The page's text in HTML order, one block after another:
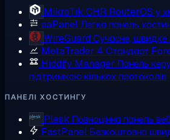
MikroTik CHR RouterOS у
aaPanelЛегка панель
WireGuard Сучасне,
MetaTrader 4 Стандарт
Hiddify Manager Панель
підтримкою кількох протоколів
ПАНЕЛІ ХОСТИНГУ
Plesk Повноцінна панель
FastPanelБезкоштовна